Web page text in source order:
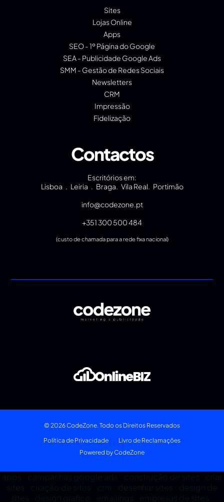
Sites
Lojas Online
Apps
SEO - 1º Página do Google
SEA - Publicidade Google Ads
SMM - Gestão de Redes Sociais
Newsletters
CRM
Impressão
Fidelização
Contactos
Escritórios em:
Lisboa . Leiria . Braga. Vila Real. Portimão
info@codezone.pt
+351 300 500 484
(custo de chamada para a rede fixa nacional)
© 2026 CodeZone. Todo os Direitos Reservados
Política de Privacidade
Livro de Reclamações
Powered by CodeZone
apps campanhas google ads construção de sites
criar
sites
criação de sites crm desenhar sites
design de
sites
design grafico emailings empresas de sites